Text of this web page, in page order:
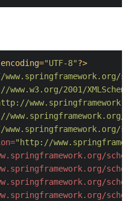
encoding="UTF-8"?>
2001/
="http://